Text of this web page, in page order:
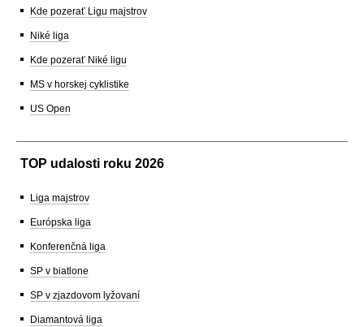
Kde pozerať Ligu majstrov
Niké liga
Kde pozerať Niké ligu
MS v horskej cyklistike
US Open
TOP udalosti roku 2026
Liga majstrov
Európska liga
Konferenčná liga
SP v biatlone
SP v zjazdovom lyžovaní
Diamantová liga